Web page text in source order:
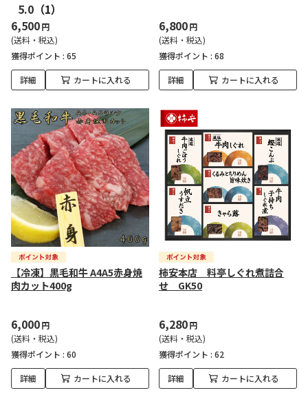
5.0 （1）
6,500円
(送料・税込)
獲得ポイント : 65
詳細 カートに入れる
6,800円
(送料・税込)
獲得ポイント : 68
詳細 カートに入れる
【冷凍】黒毛和牛 A4A5赤身焼
肉カット400g
6,000円
(送料・税込)
獲得ポイント : 60
詳細 カートに入れる
柿安本店 料亭しぐれ煮詰合
せ GK50
6,280円
(送料・税込)
獲得ポイント : 62
詳細 カートに入れる